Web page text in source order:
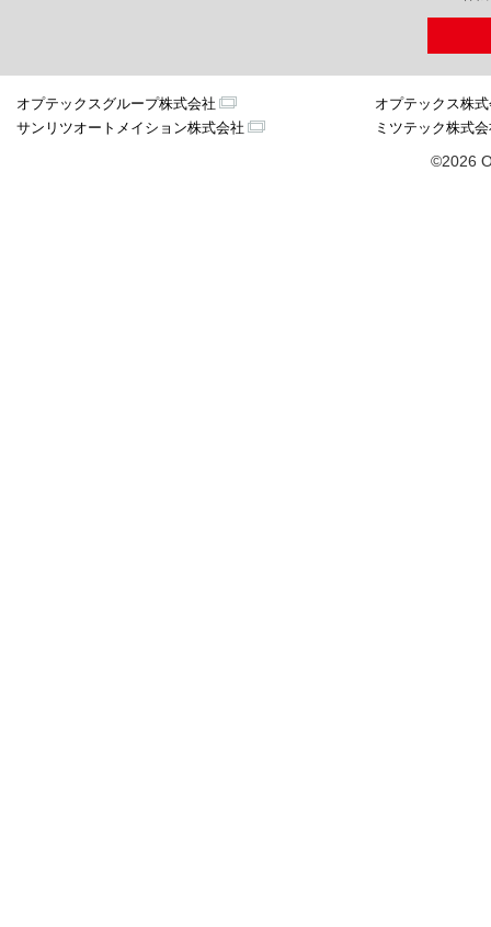
オプテックスグループ株式会社
オプテックス株
サンリツオートメイション株式会社
ミツテック株式
©2026